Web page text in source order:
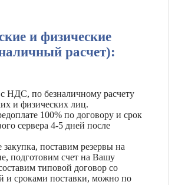
и физические
расчет):
НДС, по безналичному расчету
и физических лиц.
100% по договору и срок
сервера 4-5 дней после
поставим резервы на
подготовим счет на Вашу
типовой договор со
и сроками поставки, можно по